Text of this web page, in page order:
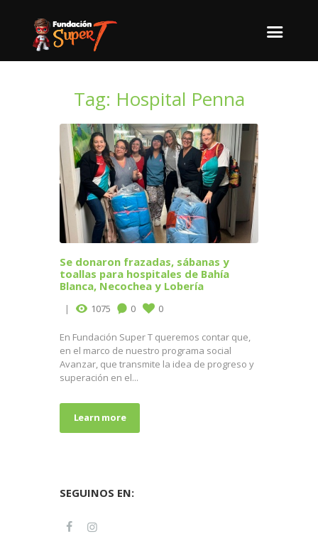
Tag: Hospital Penna
Se donaron frazadas, sábanas y
toallas para hospitales de Bahía
Blanca, Necochea y Lobería
1075 0 0
En Fundación Super T queremos contar que,
en el marco de nuestro programa social
Avanzar, que transmite la idea de progreso y
superación en el...
Learn more
SEGUINOS EN: